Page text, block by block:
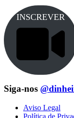
INSCREVER
Siga-nos
Aviso Legal